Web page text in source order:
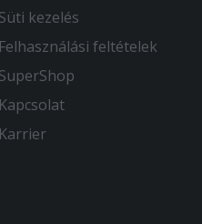
Süti kezelés
Felhasználási feltételek
SuperShop
Kapcsolat
Karrier